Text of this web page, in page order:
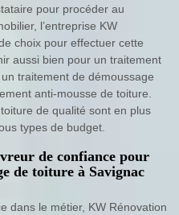
pour procéder au
l’entreprise KW
choix pour effectuer cette
aussi bien pour un traitement
traitement de démoussage
anti-mousse de toiture.
de qualité sont en plus
types de budget.
de confiance pour
de toiture à Savignac
dans le métier, KW Rénovation